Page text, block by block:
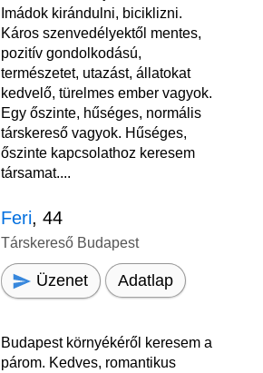
Imádok kirándulni, biciklizni.
Káros szenvedélyektől mentes,
pozitív gondolkodású,
természetet, utazást, állatokat
kedvelő, türelmes ember vagyok.
Egy őszinte, hűséges, normális
társkereső vagyok. Hűséges,
őszinte kapcsolathoz keresem
társamat....
Feri, 44
Társkereső Budapest
Üzenet Adatlap
Budapest környékéről keresem a
párom. Kedves, romantikus